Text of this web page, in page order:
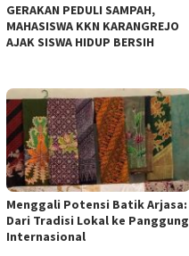
GERAKAN PEDULI SAMPAH,
MAHASISWA KKN KARANGREJO
AJAK SISWA HIDUP BERSIH
Menggali Potensi Batik Arjasa:
Dari Tradisi Lokal ke Panggung
Internasional